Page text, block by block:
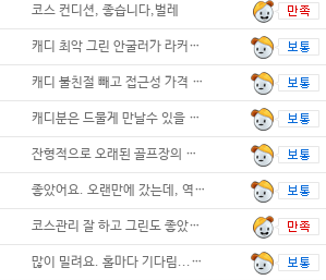
코스 컨디션, 좋습니다,벌레
캐디 최악 그린 안굴러가 라커에서 거리측
캐디 불친절 빼고 접근성 가격 잔디관리 다
캐디분은 드물게 만날수 있을 정도로 보조를
잔형적으로 오래된 골프장의 모습입니다. 잔디
좋았어요. 오랜만에 갔는데, 역시!
코스관리 잘 하고 그린도 좋았어요...
많이 밀려요. 홀마다 기다림.......